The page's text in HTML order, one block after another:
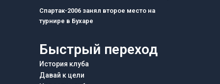
Спартак-2006 занял второе место на
турнире в Бухаре
Быстрый переход
История клуба
Давай к цели